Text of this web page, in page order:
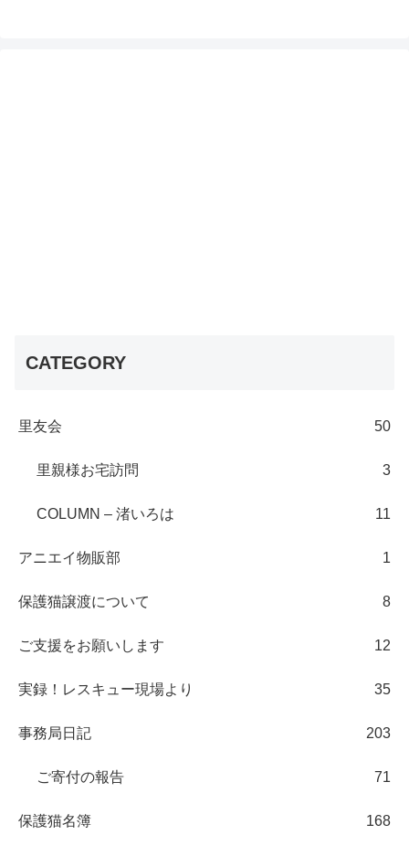
CATEGORY
里友会 50
里親様お宅訪問 3
COLUMN – 渚いろは 11
アニエイ物販部 1
保護猫譲渡について 8
ご支援をお願いします 12
実録！レスキュー現場より 35
事務局日記 203
ご寄付の報告 71
保護猫名簿 168